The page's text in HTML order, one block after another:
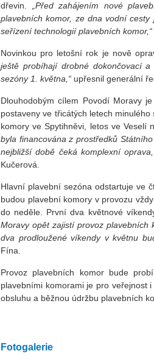
dřevin.
„Před zahájením nové
plavebních komor, ze dna vodní
seřízení technologií plavebních komor,“
Novinkou pro letošní rok je nově
ještě probíhají drobné dokončovací
sezóny 1. května,“ upřesnil generální
Dlouhodobým cílem Povodí Moravy
postaveny ve třicátých letech
komory ve Spytihněvi, letos ve Veselí
byla financována z prostředků
nejbližší době čeká komplexní
Kučerová.
Hlavní plavební sezóna odstartuje ve
budou plavební komory v provozu
do neděle. První dva květnové
Moravy opět zajistí provoz
dva prodloužené víkendy v květnu
Fína.
Provoz plavebních komor bude
plavebními komorami je pro veřejnost
obsluhu a běžnou údržbu plavebních
Fotogalerie